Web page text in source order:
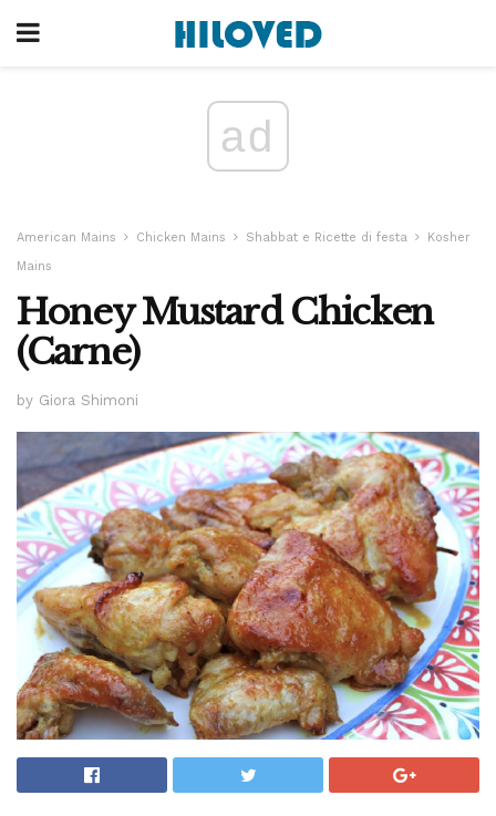
ad
American Mains Chicken Mains Shabbat e Ricette di festa
Kosher
Mains
Honey Mustard Chicken
(Carne)
by Giora Shimoni